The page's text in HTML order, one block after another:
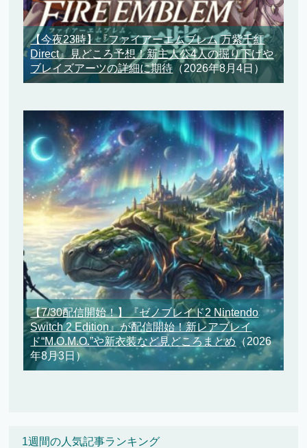
【今夜23時】『ファイアーエムブレム 万紫千紅
Direct』見どころ予想！新主人公4人の掘り下げや
ブレイズアーツの詳細に期待 （2026年8月4日）
【7/30配信開始！】『ゼノブレイド2 Nintendo
Switch 2 Edition』が配信開始！新レアブレイ
ド“M.O.M.O.”や新衣装など見どころまとめ（2026
年8月3日）
1週間の人気記事ランキング